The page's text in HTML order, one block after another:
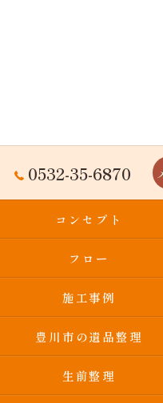
0532-35-6870
コンセプト
フロー
施工事例
豊川市の遺品整理
生前整理